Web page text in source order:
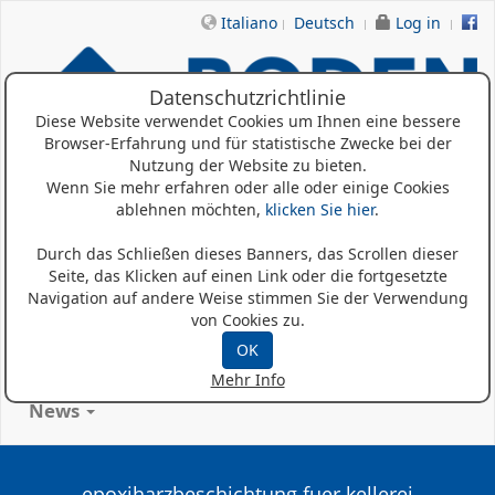
Datenschutzrichtlinie
Diese Website verwendet Cookies um Ihnen eine bessere
Browser-Erfahrung und für statistische Zwecke bei der
Nutzung der Website zu bieten.
Wenn Sie mehr erfahren oder alle oder einige Cookies
ablehnen möchten, klicken Sie hier.
Durch das Schließen dieses Banners, das Scrollen dieser
Seite, das Klicken auf einen Link oder die fortgesetzte
Navigation auf andere Weise stimmen Sie der Verwendung
von Cookies zu.
OK
Mehr Info
Italiano Deutsch Log in
Wer Sind Wir
News